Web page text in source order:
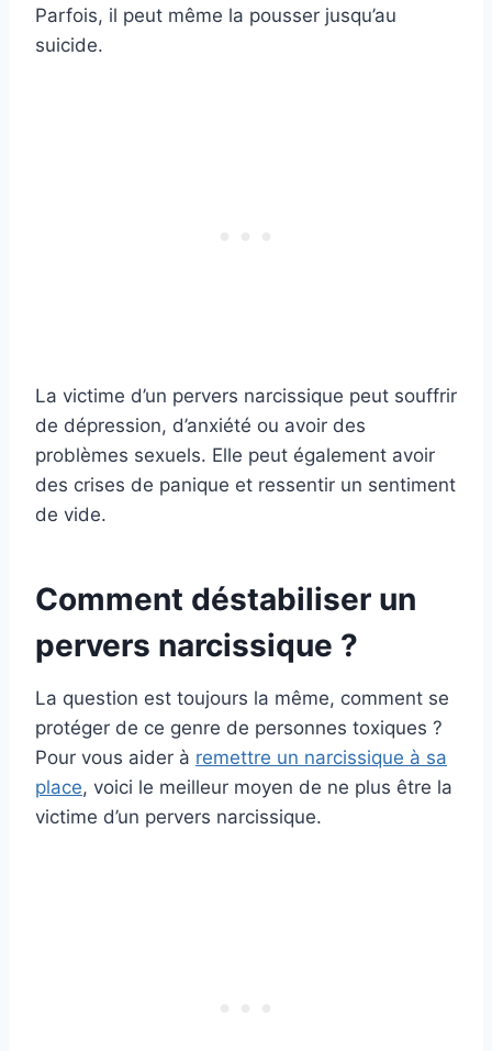
Parfois, il peut même la pousser jusqu’au
suicide.
La victime d’un pervers narcissique peut souffrir
de dépression, d’anxiété ou avoir des
problèmes sexuels. Elle peut également avoir
des crises de panique et ressentir un sentiment
de vide.
Comment déstabiliser un
pervers narcissique ?
La question est toujours la même, comment se
protéger de ce genre de personnes toxiques ?
Pour vous aider à remettre un narcissique à sa
place, voici le meilleur moyen de ne plus être la
victime d’un pervers narcissique.